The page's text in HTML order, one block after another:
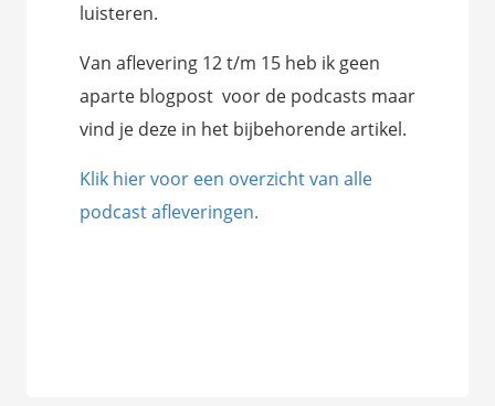
luisteren.
Van aflevering 12 t/m 15 heb ik geen
aparte blogpost voor de podcasts maar
vind je deze in het bijbehorende artikel.
Klik hier voor een overzicht van alle
podcast afleveringen.